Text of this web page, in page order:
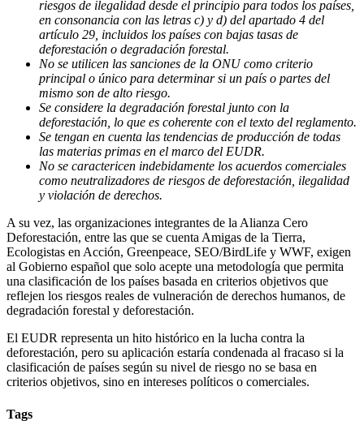
riesgos de ilegalidad desde el principio para todos los países,
en consonancia con las letras c) y d) del apartado 4 del
artículo 29, incluidos los países con bajas tasas de
deforestación o degradación forestal.
No se utilicen las sanciones de la ONU como criterio
principal o único para determinar si un país o partes del
mismo son de alto riesgo.
Se considere la degradación forestal junto con la
deforestación, lo que es coherente con el texto del reglamento.
Se tengan en cuenta las tendencias de producción de todas
las materias primas en el marco del EUDR.
No se caractericen indebidamente los acuerdos comerciales
como neutralizadores de riesgos de deforestación, ilegalidad
y violación de derechos.
A su vez, las organizaciones integrantes de la Alianza Cero
Deforestación, entre las que se cuenta Amigas de la Tierra,
Ecologistas en Acción, Greenpeace, SEO/BirdLife y WWF, exigen
al Gobierno español que solo acepte una metodología que permita
una clasificación de los países basada en criterios objetivos que
reflejen los riesgos reales de vulneración de derechos humanos, de
degradación forestal y deforestación.
El EUDR representa un hito histórico en la lucha contra la
deforestación, pero su aplicación estaría condenada al fracaso si la
clasificación de países según su nivel de riesgo no se basa en
criterios objetivos, sino en intereses políticos o comerciales.
Tags